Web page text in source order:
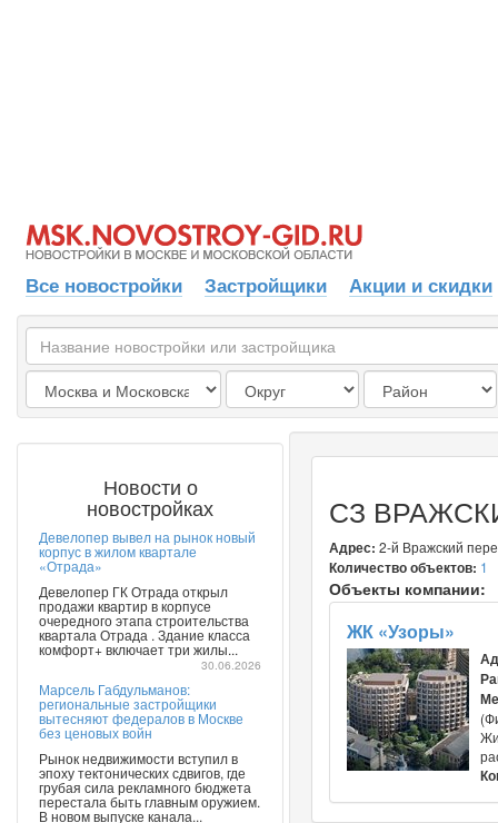
Все новостройки Застройщики Акции и скидки
Новости о
новостройках
Девелопер вывел на рынок новый
корпус в жилом квартале
«Отрада»
Девелопер ГК Отрада открыл
продажи квартир в корпусе
очередного этапа строительства
квартала Отрада . Здание класса
комфорт+ включает три жилы...
30.06.2026
Марсель Габдульманов:
региональные застройщики
вытесняют федералов в Москве
без ценовых войн
Рынок недвижимости вступил в
эпоху тектонических сдвигов, где
грубая сила рекламного бюджета
перестала быть главным оружием.
В новом выпуске канала...
СЗ
Адрес: 2-й Вражский
Количество объектов: 1
Объекты компании:
ЖК «Узоры»